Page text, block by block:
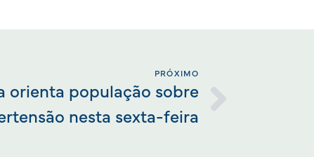
PRÓXIMO
orienta população sobre
nesta sexta-feira